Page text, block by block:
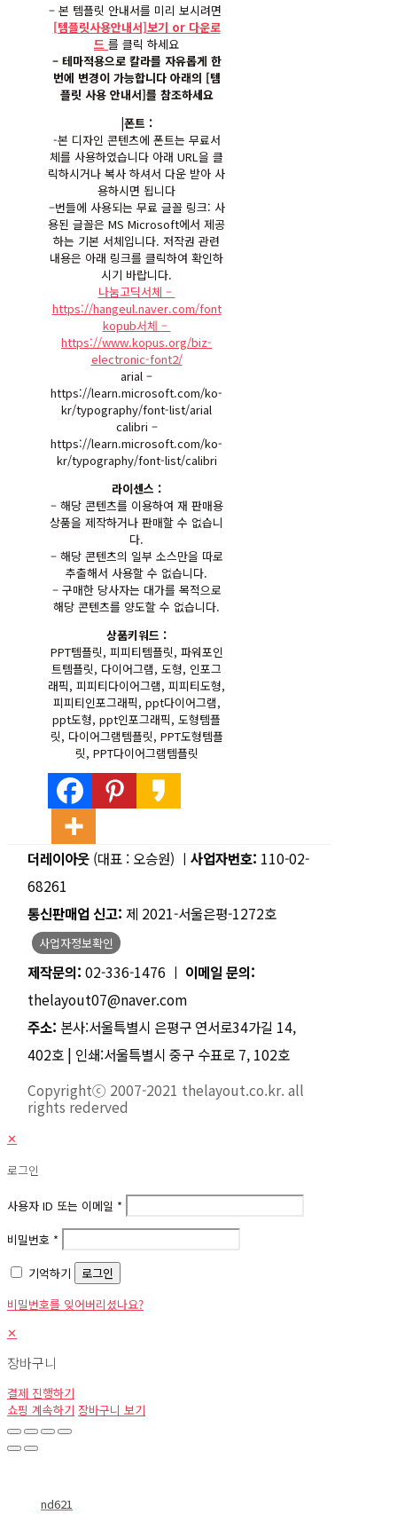
– 본 템플릿 안내서를 미리 보시려면
[템플릿사용안내서]보기 or 다운로
드 를 클릭 하세요
– 테마적용으로 칼라를 자유롭게 한
번에 변경이 가능합니다 아래의 [템
플릿 사용 안내서]를 참조하세요
|폰트 :
-본 디자인 콘텐츠에 폰트는 무료서
체를 사용하였습니다 아래 URL을 클
릭하시거나 복사 하셔서 다운 받아 사
용하시면 됩니다
–번들에 사용되는 무료 글꼴 링크: 사
용된 글꼴은 MS Microsoft에서 제공
하는 기본 서체입니다. 저작권 관련
내용은 아래 링크를 클릭하여 확인하
시기 바랍니다.
나눔고딕서체 –
https://hangeul.naver.com/font
kopub서체 –
https://www.kopus.org/biz-
electronic-font2/
arial –
https://learn.microsoft.com/ko-
kr/typography/font-list/arial
calibri –
https://learn.microsoft.com/ko-
kr/typography/font-list/calibri
라이센스 :
– 해당 콘텐츠를 이용하여 재 판매용
상품을 제작하거나 판매할 수 없습니
다.
– 해당 콘텐츠의 일부 소스만을 따로
추출해서 사용할 수 없습니다.
– 구매한 당사자는 대가를 목적으로
해당 콘텐츠를 양도할 수 없습니다.
상품키워드 :
PPT템플릿, 피피티템플릿, 파워포인
트템플릿, 다이어그램, 도형, 인포그
래픽, 피피티다이어그램, 피피티도형,
피피티인포그래픽, ppt다이어그램,
ppt도형, ppt인포그래픽, 도형템플
릿, 다이어그램템플릿, PPT도형템플
릿, PPT다이어그램템플릿
더레이아웃 (대표 : 오승원) ㅣ 사업자번호: 110-02-
68261
통신판매업 신고: 제 2021-서울은평-1272호
사업자정보확인
제작문의: 02-336-1476 ㅣ 이메일 문의:
thelayout07@naver.com
주소: 본사:서울특별시 은평구 연서로34가길 14,
402호 | 인쇄:서울특별시 중구 수표로 7, 102호
Copyrightⓒ 2007-2021 thelayout.co.kr. all
rights rederved
✕
로그인
사용자 ID 또는 이메일 *
비밀번호 *
기억하기
로그인
비밀번호를 잊어버리셨나요?
✕
장바구니
결제 진행하기
쇼핑 계속하기 장바구니 보기
nd621